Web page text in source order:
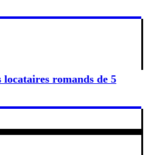
romands de 5